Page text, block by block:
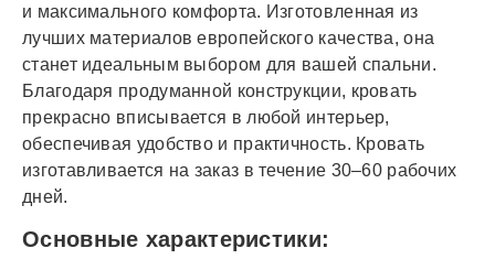
и максимального комфорта. Изготовленная из
лучших материалов европейского качества, она
станет идеальным выбором для вашей спальни.
Благодаря продуманной конструкции, кровать
прекрасно вписывается в любой интерьер,
обеспечивая удобство и практичность. Кровать
изготавливается на заказ в течение 30–60 рабочих
дней.
Основные характеристики: